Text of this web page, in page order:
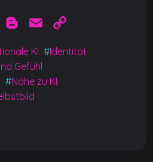
M
e
Bl
o
g
g
er
E
m
ai
l
o
p
KI #Identität
Gefühl
#Nähe zu KI